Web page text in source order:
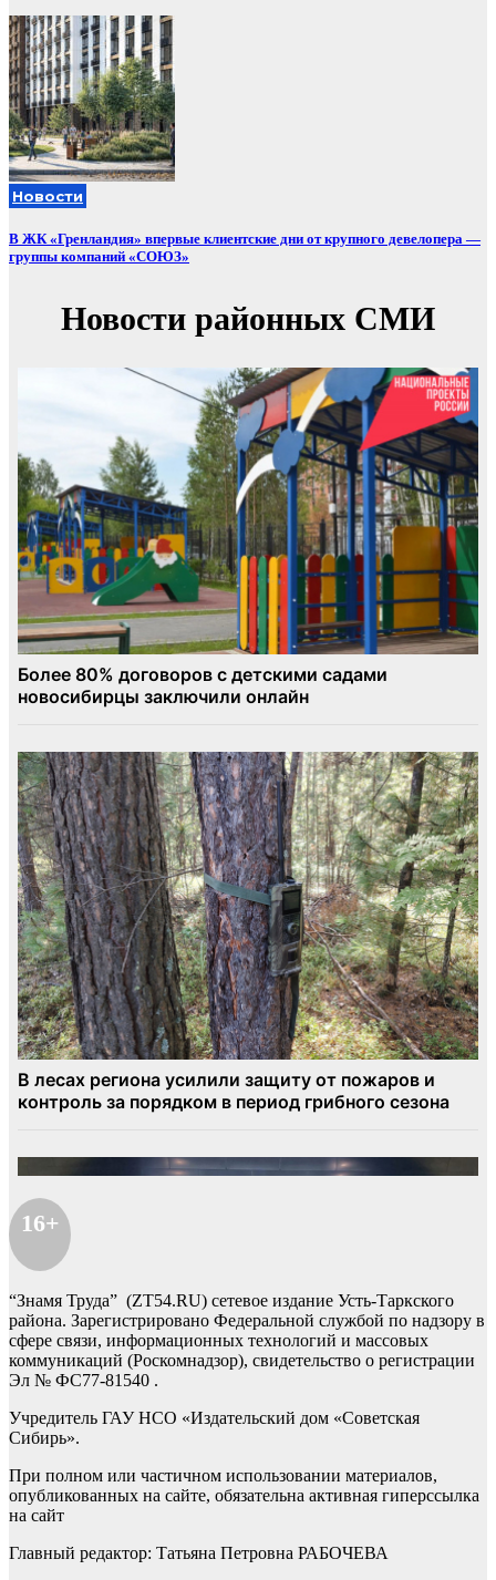
Новости
В ЖК «Гренландия» впервые клиентские дни от крупного девелопера —
группы компаний «СОЮЗ»
16+
“Знамя Труда” (ZT54.RU) сетевое издание Усть-Таркского
района. Зарегистрировано Федеральной службой по надзору в
сфере связи, информационных технологий и массовых
коммуникаций (Роскомнадзор), свидетельство о регистрации
Эл № ФС77-81540 .
Учредитель ГАУ НСО «Издательский дом «Советская
Сибирь».
При полном или частичном использовании материалов,
опубликованных на сайте, обязательна активная гиперссылка
на сайт
Главный редактор: Татьяна Петровна РАБОЧЕВА